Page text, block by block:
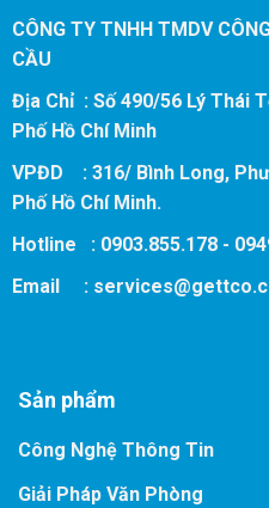
CÔNG TY TNHH TMDV
CẦU
Địa Chỉ : Số 490/56 Lý Thái
Phố Hồ Chí Minh
VPĐD : 316/ Bình Long,
Phố Hồ Chí Minh.
Hotline : 0903.855.178 -
Email :
Sản phẩm
Công Nghệ Thông Tin
Giải Pháp Văn Phòng